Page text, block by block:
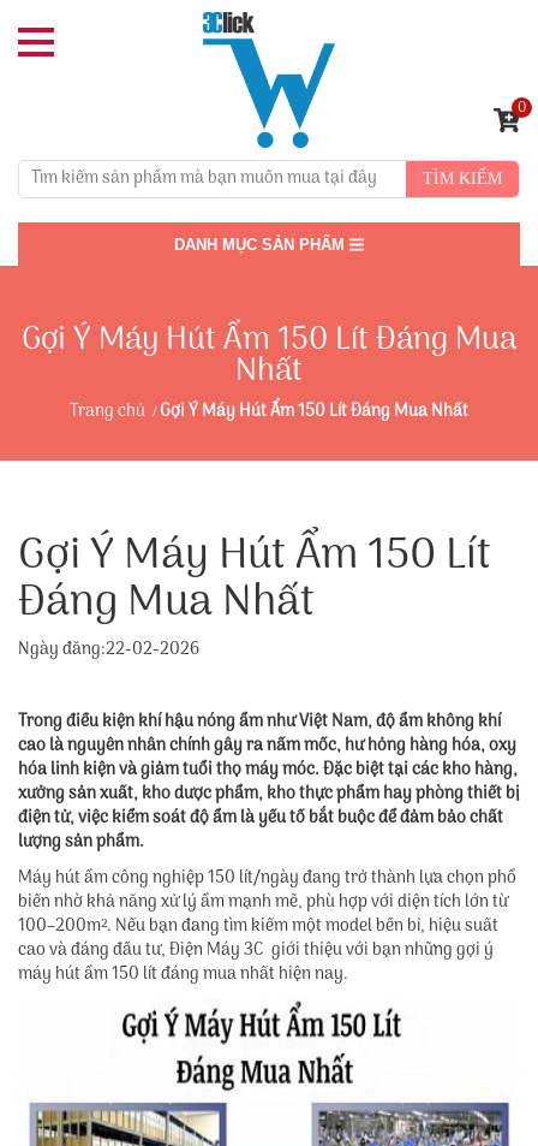
TÌM KIẾM
0
DANH MỤC SẢN PHẨM
Gợi Ý Máy Hút Ẩm 150 Lít Đáng Mua
Nhất
Trang chủ Gợi Ý Máy Hút Ẩm 150 Lít Đáng Mua Nhất
Gợi Ý Máy Hút Ẩm 150 Lít
Đáng Mua Nhất
Ngày đăng:22-02-2026
Trong điều kiện khí hậu nóng ẩm như Việt Nam, độ ẩm không khí
cao là nguyên nhân chính gây ra nấm mốc, hư hỏng hàng hóa, oxy
hóa linh kiện và giảm tuổi thọ máy móc. Đặc biệt tại các kho hàng,
xưởng sản xuất, kho dược phẩm, kho thực phẩm hay phòng thiết bị
điện tử, việc kiểm soát độ ẩm là yếu tố bắt buộc để đảm bảo chất
lượng sản phẩm.
Máy hút ẩm công nghiệp 150 lít/ngày đang trở thành lựa chọn phổ
biến nhờ khả năng xử lý ẩm mạnh mẽ, phù hợp với diện tích lớn từ
100–200m². Nếu bạn đang tìm kiếm một model bền bỉ, hiệu suất
cao và đáng đầu tư, Điện Máy 3C giới thiệu với bạn những gợi ý
máy hút ẩm 150 lít đáng mua nhất hiện nay.